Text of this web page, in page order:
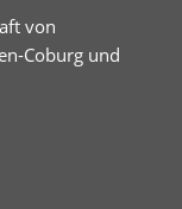
von
Coburg und